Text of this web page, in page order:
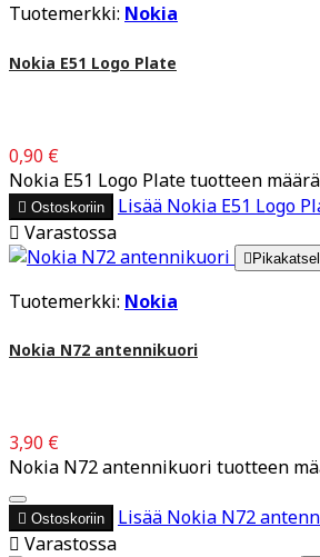
Tuotemerkki: Nokia
Nokia E51 Logo Plate
0,90 €
Nokia E51 Logo Plate tuotteen
 Ostoskoriin Lisää Nokia E51 Logo
 Varastossa

Tuotemerkki: Nokia
Nokia N72 antennikuori
3,90 €
Nokia N72 antennikuori tuotteen
 Ostoskoriin Lisää Nokia N72
 Varastossa